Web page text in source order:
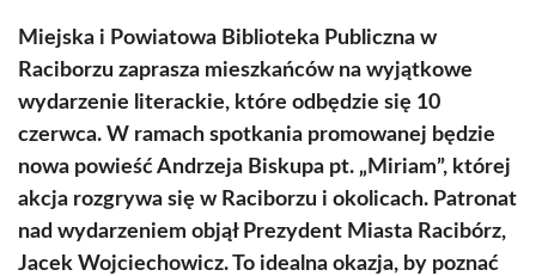
Miejska i Powiatowa Biblioteka Publiczna w
Raciborzu zaprasza mieszkańców na wyjątkowe
wydarzenie literackie, które odbędzie się 10
czerwca. W ramach spotkania promowanej będzie
nowa powieść Andrzeja Biskupa pt. „Miriam”, której
akcja rozgrywa się w Raciborzu i okolicach. Patronat
nad wydarzeniem objął Prezydent Miasta Racibórz,
Jacek Wojciechowicz. To idealna okazja, by poznać